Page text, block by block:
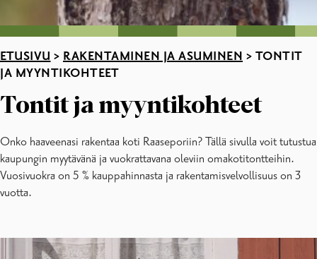
ETUSIVU > RAKENTAMINEN JA ASUMINEN > TONTIT
JA MYYNTIKOHTEET
Tontit ja myyntikohteet
Onko haaveenasi rakentaa koti Raaseporiin? Tällä sivulla voit tutustua
kaupungin myytävänä ja vuokrattavana oleviin omakotitontteihin.
Vuosivuokra on 5 % kauppahinnasta ja rakentamisvelvollisuus on 3
vuotta.